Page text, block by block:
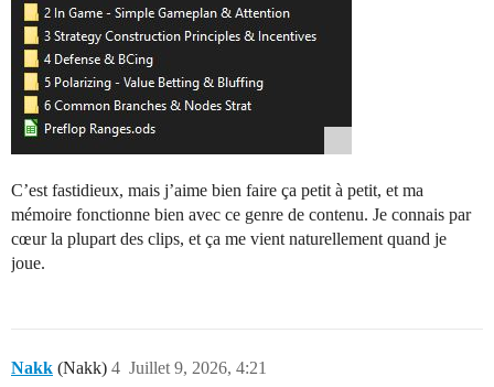
C’est fastidieux, mais j’aime bien faire ça petit à petit, et ma
mémoire fonctionne bien avec ce genre de contenu. Je connais par
cœur la plupart des clips, et ça me vient naturellement quand je
joue.
Nakk (Nakk) Juillet 9, 2026, 4:21
4